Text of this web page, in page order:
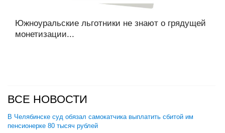
Южноуральские льготники не знают о грядущей
монетизации...
ВСЕ НОВОСТИ
В Челябинске суд обязал самокатчика выплатить сбитой им
пенсионерке 80 тысяч рублей